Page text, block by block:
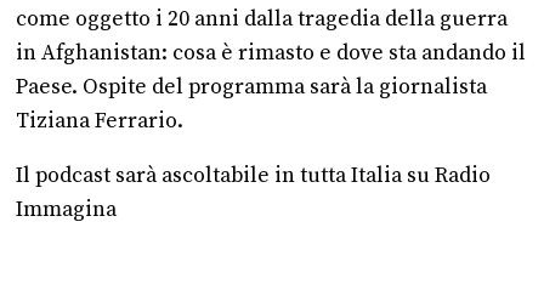
come oggetto i 20 anni dalla tragedia della guerra
in Afghanistan: cosa è rimasto e dove sta andando il
Paese. Ospite del programma sarà la giornalista
Tiziana Ferrario.
Il podcast sarà ascoltabile in tutta Italia su Radio
Immagina